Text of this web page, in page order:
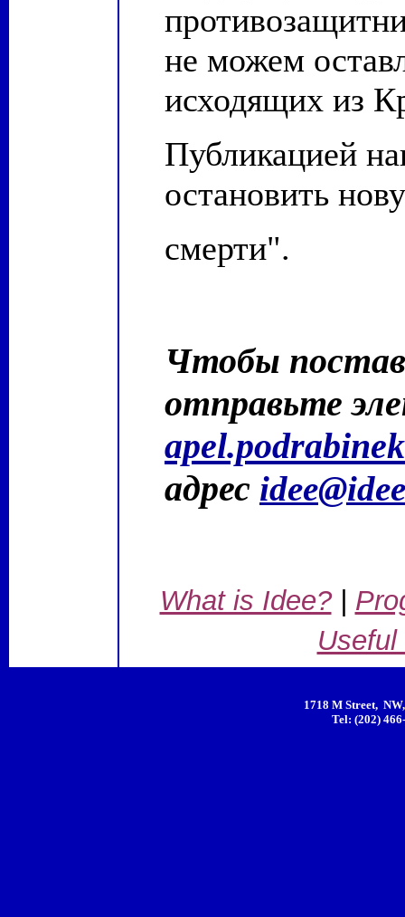
не можем
исходящих из
Публикацией
остановить
смерти".
Чтобы
отправьте
адрес
What is Idee?|
1718 M Street,
Tel: (202)